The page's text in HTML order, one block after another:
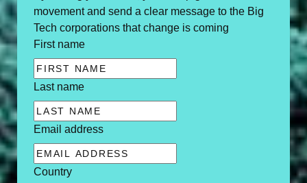
movement and send a clear message to the Big
Tech corporations that change is coming
First name
Last name
Email address
Country